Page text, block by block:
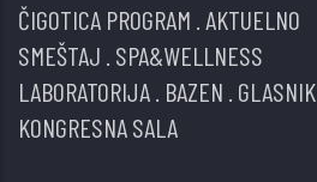
ČIGOTICA PROGRAM AKTUELNO
SMEŠTAJ SPA&WELLNESS
LABORATORIJA BAZEN GLASNIK
KONGRESNA SALA